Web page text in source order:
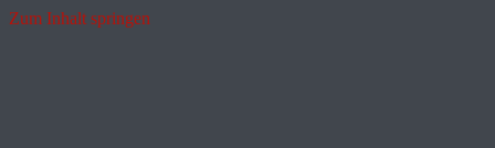
Zum Inhalt springen